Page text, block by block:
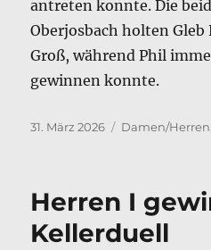
antreten konnte. Die
Oberjosbach holten
Groß, während Phil
gewinnen konnte.
Veröffentlicht
31. März 2026 Kategorien
Damen/Herren
Herren I
Kellerduell